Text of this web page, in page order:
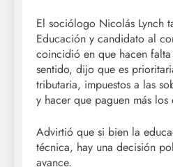
El sociólogo Nicolás Lynch
Educación y candidato al
coincidió en que hacen
sentido, dijo que es
tributaria, impuestos a las
y hacer que paguen más los
Advirtió que si bien la
técnica, hay una decisión
avance.